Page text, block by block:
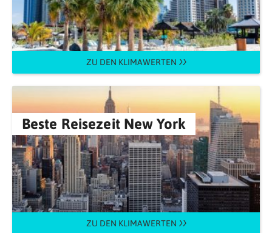
ZU DEN KLIMAWERTEN
Beste Reisezeit New York
ZU DEN KLIMAWERTEN